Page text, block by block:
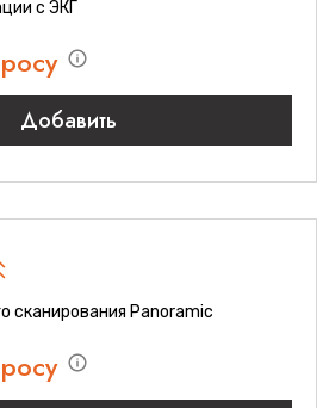
с ЭКГ
Добавить
сканирования Panoramic